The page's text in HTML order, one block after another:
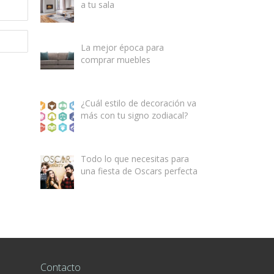
a tu sala
La mejor época para
comprar muebles
¿Cuál estilo de decoración va
más con tu signo zodiacal?
Todo lo que necesitas para
una fiesta de Oscars perfecta
Contacto